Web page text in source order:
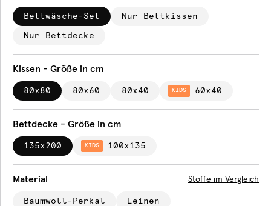
Bettwäsche-Set Nur Bettkissen
Nur Bettdecke
Kissen - Größe in cm
80x80 80x60 80x40 KIDS 60x40
Bettdecke - Größe in cm
135x200 KIDS 100x135
Material Stoffe im Vergleich
Baumwoll-Perkal Leinen